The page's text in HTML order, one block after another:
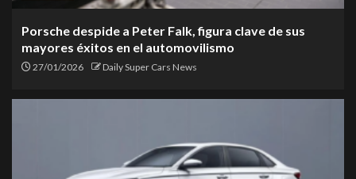
Porsche despide a Peter Falk, figura clave de sus
mayores éxitos en el automovilismo
27/01/2026 Daily Super Cars News